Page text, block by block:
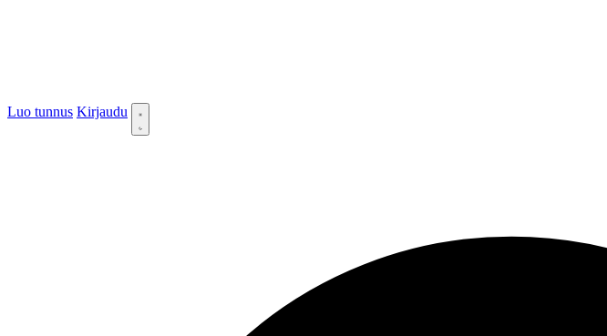
Luo tunnus Kirjaudu